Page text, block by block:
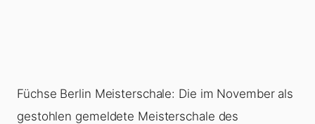
Füchse Berlin Meisterschale: Die im November als
gestohlen gemeldete Meisterschale des